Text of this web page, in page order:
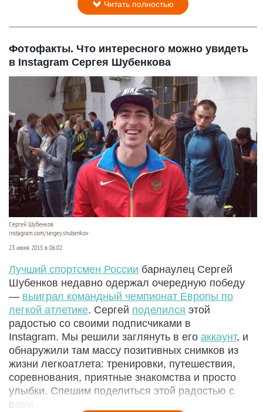
Читать полностью
Фотофакты. Что интересного можно увидеть
в Instagram Сергея Шубенкова
Сергей Шубенков
instagram.com/sergey.shubenkov
23 июня 2015 в 06:02
Лучший спортсмен России барнаулец Сергей
Шубенков недавно одержал очередную победу
— выиграл командный чемпионат Европы по
легкой атлетике. Сергей поделился этой
радостью со своими подписчиками в
Instagram. Мы решили заглянуть в его аккаунт, и
обнаружили там массу позитивных снимков из
жизни легкоатлета: тренировки, путешествия,
соревнования, приятные знакомства и просто
улыбки. Спешим поделиться этой радостью с
вами.